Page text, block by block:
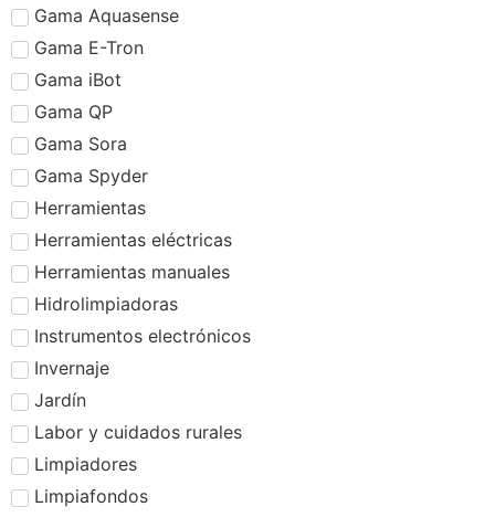
Gama Aquasense
Gama E-Tron
Gama iBot
Gama QP
Gama Sora
Gama Spyder
Herramientas
Herramientas eléctricas
Herramientas manuales
Hidrolimpiadoras
Instrumentos electrónicos
Invernaje
Jardín
Labor y cuidados rurales
Limpiadores
Limpiafondos